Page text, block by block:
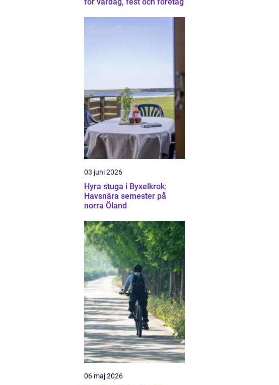
03 juni 2026
Hyra stuga i Byxelkrok:
Havsnära semester på
norra Öland
06 maj 2026